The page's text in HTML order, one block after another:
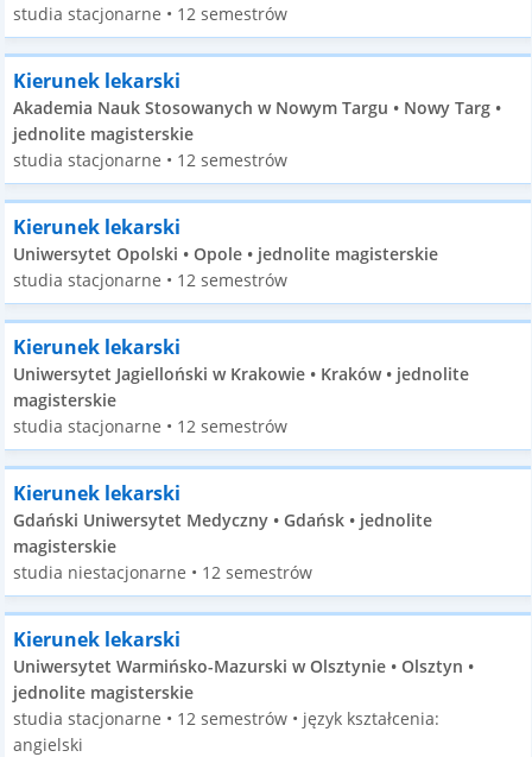
studia stacjonarne • 12 semestrów
Kierunek lekarski
Akademia Nauk Stosowanych w Nowym Targu • Nowy Targ •
jednolite magisterskie
studia stacjonarne • 12 semestrów
Kierunek lekarski
Uniwersytet Opolski • Opole • jednolite magisterskie
studia stacjonarne • 12 semestrów
Kierunek lekarski
Uniwersytet Jagielloński w Krakowie • Kraków • jednolite
magisterskie
studia stacjonarne • 12 semestrów
Kierunek lekarski
Gdański Uniwersytet Medyczny • Gdańsk • jednolite
magisterskie
studia niestacjonarne • 12 semestrów
Kierunek lekarski
Uniwersytet Warmińsko-Mazurski w Olsztynie • Olsztyn •
jednolite magisterskie
studia stacjonarne • 12 semestrów • język kształcenia:
angielski